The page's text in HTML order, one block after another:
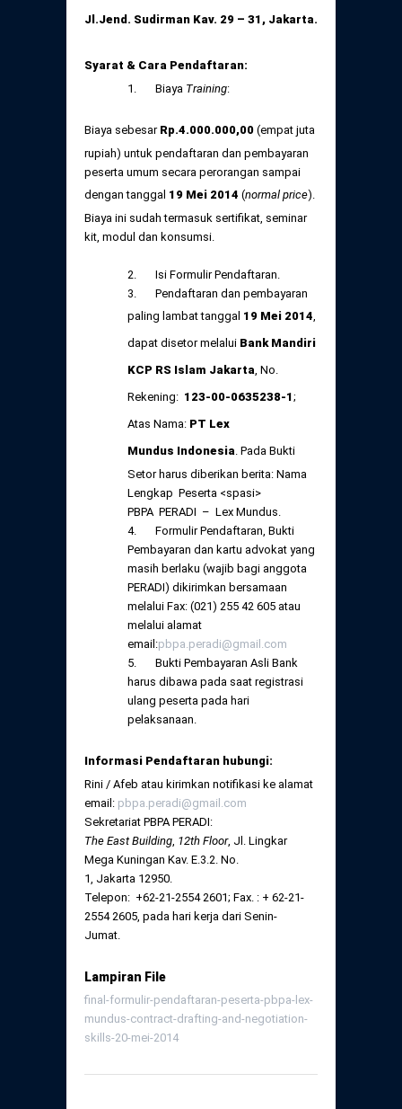
Jl.Jend. Sudirman Kav. 29 – 31, Jakarta.
Syarat & Cara Pendaftaran:
1. Biaya Training:
Biaya sebesar Rp.4.000.000,00 (empat juta
rupiah) untuk pendaftaran dan pembayaran
peserta umum secara perorangan sampai
dengan tanggal 19 Mei 2014 (normal price).
Biaya ini sudah termasuk sertifikat, seminar
kit, modul dan konsumsi.
2. Isi Formulir Pendaftaran.
3. Pendaftaran dan pembayaran
paling lambat tanggal 19 Mei 2014
dapat disetor melalui Bank Mandiri
KCP RS Islam Jakarta , No.
Rekening: 123-00-0635238-1;
Atas Nama: PT Lex
Mundus Indonesia . Pada Bukti
Setor harus diberikan berita: Nama
Lengkap Peserta <spasi>
PBPA PERADI – Lex Mundus.
4. Formulir Pendaftaran, Bukti
Pembayaran dan kartu advokat yang
masih berlaku (wajib bagi anggota
PERADI) dikirimkan bersamaan
melalui Fax: (021) 255 42 605 atau
melalui alamat
email:pbpa.peradi@gmail.com
5. Bukti Pembayaran Asli Bank
harus dibawa pada saat registrasi
ulang peserta pada hari
pelaksanaan.
Informasi Pendaftaran hubungi:
Rini / Afeb atau kirimkan notifikasi ke alamat
email: pbpa.peradi@gmail.com
Sekretariat PBPA PERADI:
The East Building 12th Floor, Jl. Lingkar
Mega Kuningan Kav. E.3.2. No.
1, Jakarta 12950.
Telepon: +62-21-2554 2601; Fax. : + 62-21-
2554 2605, pada hari kerja dari Senin-
Jumat.
Lampiran File
final-formulir-pendaftaran-peserta-pbpa-lex-
mundus-contract-drafting-and-negotiation-
skills-20-mei-2014